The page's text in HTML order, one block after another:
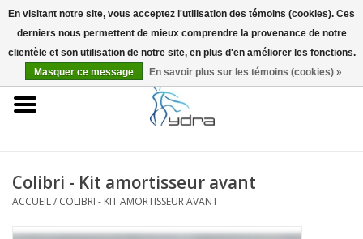
EUR
Accueil
Colibri - Kit amortisseur avant
ACCUEIL/ COLIBRI - KIT AMORTISSEUR AVANT
En visitant notre site, vous acceptez l'utilisation des témoins (cookies). Ces
derniers nous permettent de mieux comprendre la provenance de notre
clientèle et son utilisation de notre site, en plus d'en améliorer les fonctions.
Masquer ce message
En savoir plus sur les témoins (cookies) »